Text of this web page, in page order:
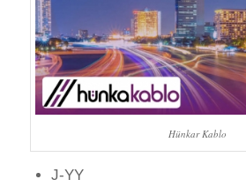
Hünkar Kablo
J-YY